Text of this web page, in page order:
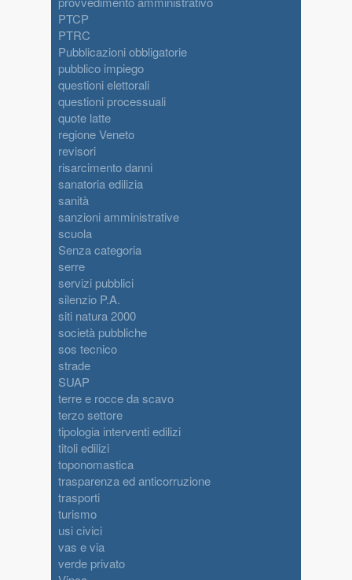
PTCP
PTRC
Pubblicazioni obbligatorie
pubblico impiego
questioni elettorali
questioni processuali
quote latte
regione Veneto
revisori
risarcimento danni
sanatoria edilizia
sanità
sanzioni amministrative
scuola
Senza categoria
serre
servizi pubblici
silenzio P.A.
siti natura 2000
società pubbliche
sos tecnico
strade
SUAP
terre e rocce da scavo
terzo settore
tipologia interventi edilizi
titoli edilizi
toponomastica
trasparenza ed anticorruzione
trasporti
turismo
usi civici
vas e via
verde privato